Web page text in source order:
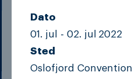
Dato
01. jul - 02. jul 2022
Sted
Oslofjord